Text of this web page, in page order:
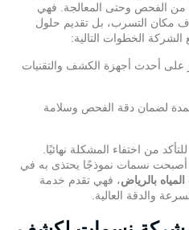
من الفحص وحتى المعالجة. فهي
مكان التسرب، بل تقديم حلول
الشركة الخطوات التالية:
أحدث أجهزة الكشف والتقنيات
لضمان دقة الفحص وسلامة
من اختفاء المشكلة نهائيًا.
أصبحت نسمات نموذجًا يحتذى به في
بالرياض، فهي تقدم خدمة
والدقة العالية.